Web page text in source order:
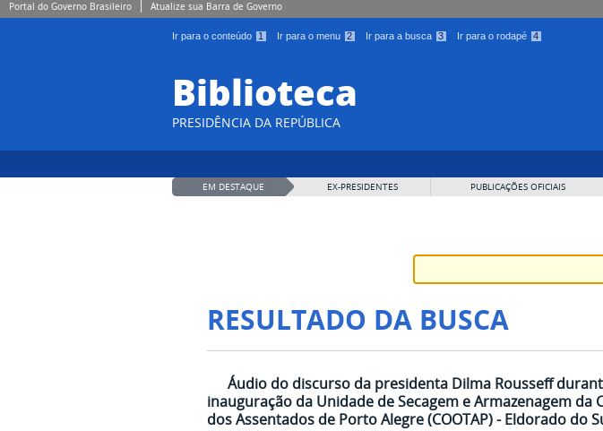
Portal do Governo Brasileiro Atualize sua Barra de Governo
Ir para o conteúdo 1 Ir para o menu 2 Ir para a busca 3 Ir para o rodapé 4
Biblioteca
PRESIDÊNCIA DA REPÚBLICA
EM DESTAQUE EX-PRESIDENTES PUBLICAÇÕES OFICIAIS
RESULTADO DA BUSCA
Áudio do discurso da presidenta Dilma Rousseff
inauguração da Unidade de Secagem e Armazenagem da
dos Assentados de Porto Alegre (COOTAP) - Eldorado do